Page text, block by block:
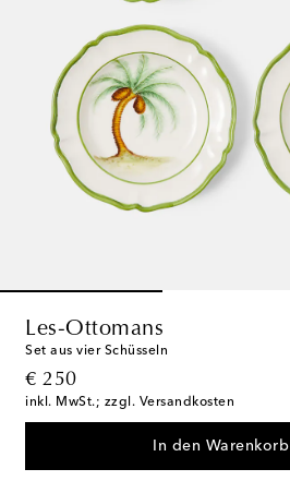
Les-Ottomans
Set aus vier Schüsseln
€ 250
original price
inkl. MwSt.; zzgl. Versandkosten
In den Warenkorb